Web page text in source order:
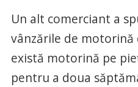
Un alt comerciant a
vânzările de motorină
există motorină pe
pentru a doua